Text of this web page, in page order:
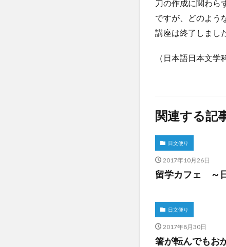
刀の作成に関わら
ですが、どのよう
講座は終了しまし
（日本語日本文学
関連する記
日文便り
2017年10月26日
留学カフェ ～
日文便り
2017年8月30日
箸が転んでもお